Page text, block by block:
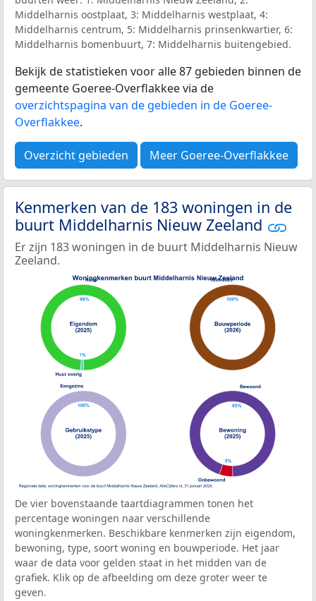
Middelharnis oostplaat, 3: Middelharnis westplaat, 4:
Middelharnis centrum, 5: Middelharnis prinsenkwartier, 6:
Middelharnis bomenbuurt, 7: Middelharnis buitengebied.
Bekijk de statistieken voor alle 87 gebieden binnen de
gemeente Goeree-Overflakkee via de
overzichtspagina van de gebieden in de Goeree-
Overflakkee.
Overzicht gebieden Meer Goeree-Overflakkee
Kenmerken van de 183 woningen in de
buurt Middelharnis Nieuw Zeeland
Er zijn 183 woningen in de buurt Middelharnis Nieuw
Zeeland.
De vier bovenstaande taartdiagrammen tonen het
percentage woningen naar verschillende
woningkenmerken. Beschikbare kenmerken zijn eigendom,
bewoning, type, soort woning en bouwperiode. Het jaar
waar de data voor gelden staat in het midden van de
grafiek. Klik op de afbeelding om deze groter weer te
geven.